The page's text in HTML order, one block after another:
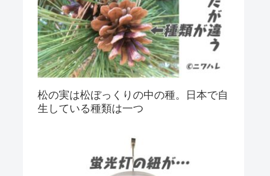
松の実は松ぼっくりの中の種。日本で自
生している種類は一つ